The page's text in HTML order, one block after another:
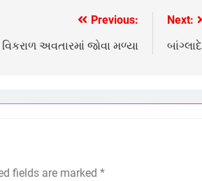
Previous:
અવતારમાં જોવા મળ્યા
Next:
fields are marked *